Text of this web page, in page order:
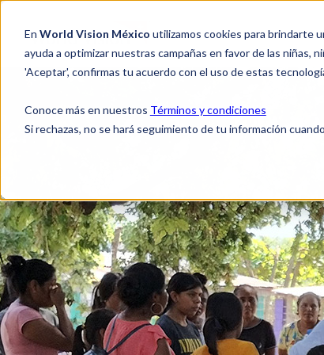
En World Vision México utilizamos cookies para brindarte
ayuda a optimizar nuestras campañas en favor de las niñas,
'Aceptar', confirmas tu acuerdo con el uso de estas
Conoce más en nuestros Términos y condiciones
Si rechazas, no se hará seguimiento de tu información